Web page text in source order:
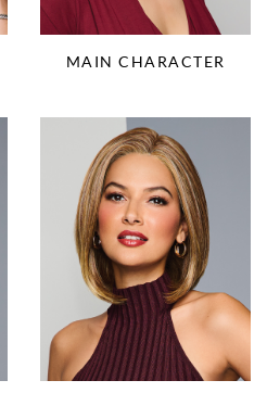
MAIN CHARACTER